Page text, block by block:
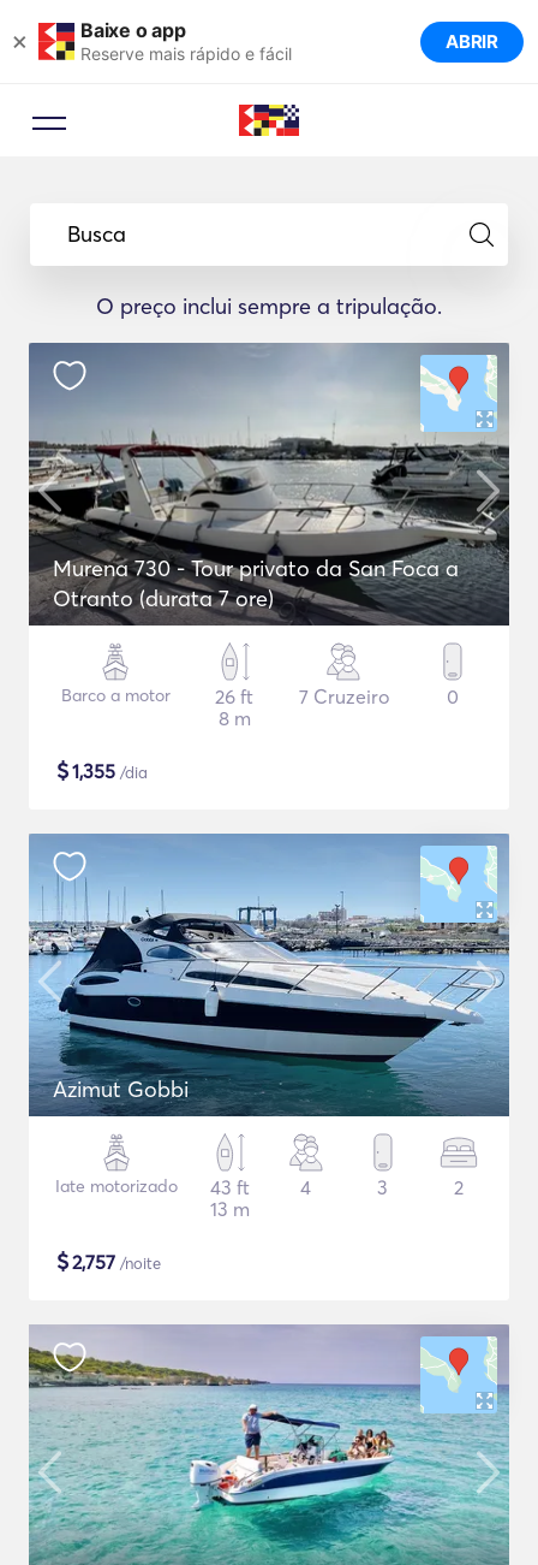
× Baixe o app
Reserve mais rápido e fácil ABRIR
Busca
O preço inclui sempre a tripulação.
Murena 730 - Tour privato da San Foca a
Otranto (durata 7 ore)
Barco a motor
26 ft
8 m
7 Cruzeiro 0
$1,355 /dia
Azimut Gobbi
Iate motorizado
43 ft
13 m
4 3 2
$2,757 /noite